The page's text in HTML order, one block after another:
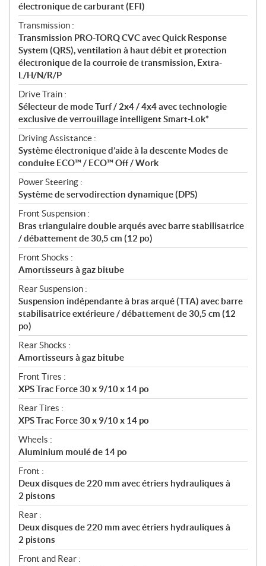
électronique de carburant (EFI)
Transmission :
Transmission PRO-TORQ CVC avec Quick Response
System (QRS), ventilation à haut débit et protection
électronique de la courroie de transmission, Extra-
L/H/N/R/P
Drive Train :
Sélecteur de mode Turf / 2x4 / 4x4 avec technologie
exclusive de verrouillage intelligent Smart-Lok*
Driving Assistance :
Système électronique d’aide à la descente Modes de
conduite ECO™ / ECO™ Off / Work
Power Steering :
Système de servodirection dynamique (DPS)
Front Suspension :
Bras triangulaire double arqués avec barre stabilisatrice
/ débattement de 30,5 cm (12 po)
Front Shocks :
Amortisseurs à gaz bitube
Rear Suspension :
Suspension indépendante à bras arqué (TTA) avec barre
stabilisatrice extérieure / débattement de 30,5 cm (12
po)
Rear Shocks :
Amortisseurs à gaz bitube
Front Tires :
XPS Trac Force 30 x 9/10 x 14 po
Rear Tires :
XPS Trac Force 30 x 9/10 x 14 po
Wheels :
Aluminium moulé de 14 po
Front :
Deux disques de 220 mm avec étriers hydrauliques à
2 pistons
Rear :
Deux disques de 220 mm avec étriers hydrauliques à
2 pistons
Front and Rear :